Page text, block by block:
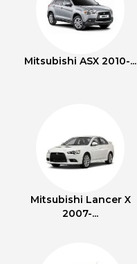
Mitsubishi ASX 2010-...
Mitsubishi Lancer X
2007-...